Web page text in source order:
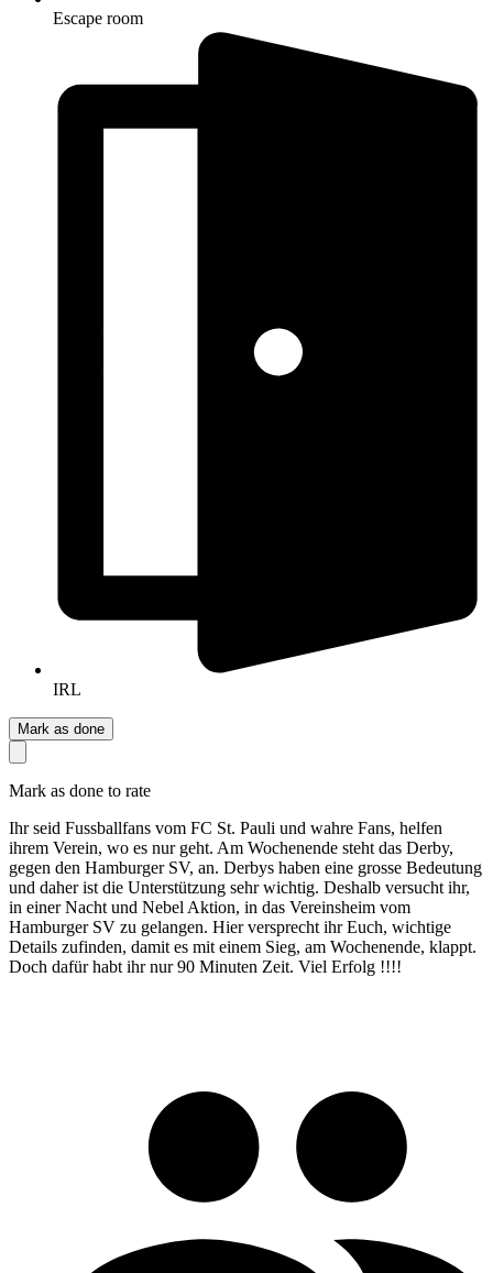
Escape room
IRL
Mark as done
Mark as done to rate
Ihr seid Fussballfans vom FC St. Pauli und wahre Fans, helfen
ihrem Verein, wo es nur geht. Am Wochenende steht das Derby,
gegen den Hamburger SV, an. Derbys haben eine grosse Bedeutung
und daher ist die Unterstützung sehr wichtig. Deshalb versucht ihr,
in einer Nacht und Nebel Aktion, in das Vereinsheim vom
Hamburger SV zu gelangen. Hier versprecht ihr Euch, wichtige
Details zufinden, damit es mit einem Sieg, am Wochenende, klappt.
Doch dafür habt ihr nur 90 Minuten Zeit. Viel Erfolg !!!!